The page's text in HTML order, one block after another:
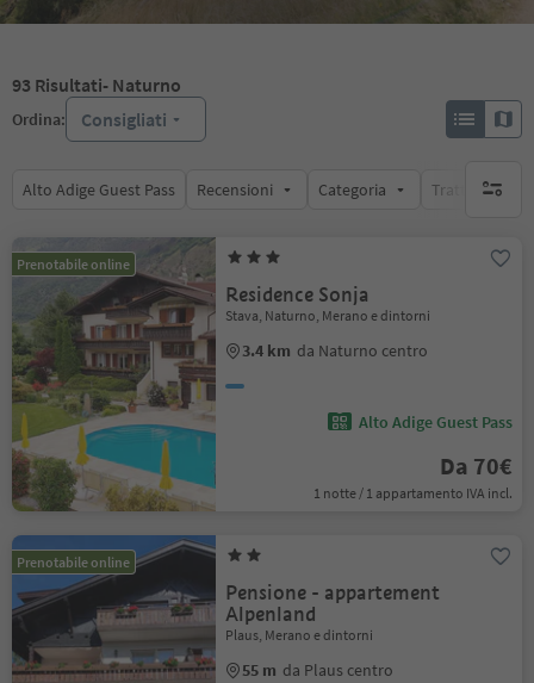
93 Risultati- Naturno
Ordina: Consigliati
Alto Adige Guest Pass Recensioni Categoria Trattamento
Prenotabile online
Residence Sonja
Stava, Naturno, Merano e dintorni
3.4 km da Naturno centro
Alto Adige Guest Pass
Da 70€
1 notte / 1 appartamento IVA incl.
Prenotabile online
Pensione - appartement
Alpenland
Plaus, Merano e dintorni
55 m da Plaus centro